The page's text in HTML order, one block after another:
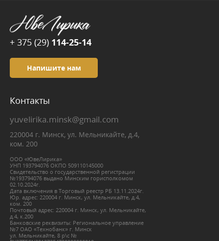
+ 375 (29) 114-25-14
Напишите нам
Контакты
yuvelirika.minsk@gmail.com
220004 г. Минск, ул. Мельникайте, д.4,
ком. 200
ООО «ЮвеЛирика»
УНП 193794076 ОКПО 509110145000
Свидетельство о государственной регистрации
№193794076 выдано Минским горисполкомом
02.10.2024г.
Дата включения в Торговый реестр РБ 13.11.2024г.
Юр. адрес: 220004 г. Минск, ул. Мельникайте, д.4,
ком. 200
Почтовый адрес: 220004 г. Минск, ул. Мельникайте,
д.4, к.200
Банковские реквизиты: Региональное управление
№7 ОАО «Технобанк» г. Минск
ул. Мельникайте, 8 р\с №